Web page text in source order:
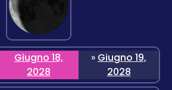
Giugno 18,
2028
» Giugno 19,
2028